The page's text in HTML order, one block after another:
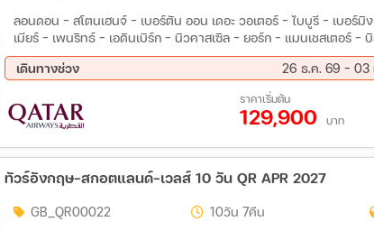
ลอนดอน – สโตนเฮนจ์ – เบอร์ตัน ออน เดอะ วอเตอร์ – ไบบูรี – เบอร์มิ
เมียร์ – เพนริทธ์ – เอดินเบิร์ก – นิวคาสเซิล – ยอร์ก – แมนเชสเตอร์ –
ปราสาทเอดินเบอระ – ถนนรอยัลไมล์ – รัฐสภาสก็อตแลนด์ – ร้าน
สตรีท – มหาวิหารยอร์ก – ตรอกแชมเบิล (แรงบันดาลใจตรอกไดแอกอ
เดอร์เมียร์ – สนามโอลด์แทรฟฟอร์ด – สนามแอนฟิลด์ – อนุสาวรีย์
ออน เดอะ วอเตอร์ – หมู่บ้านไบบูรี (Arlington Row) – ปราสาทคาร์ดิ
โรมันบาธ – สโตนเฮนจ์ – Bicester Village Outlet – Warner Bros.
ออฟลอนดอน – สะพานทาวเวอร์บริดจ์ – ถนนอ็อกซ์ฟอร์ด –
Fish & Chips ต้นตำรับอังกฤษ – เป็ดย่าง Four Seasons – กุ้งมังกร
อาหารอังกฤษสไตล์ท้องถิ่น
เดินทางช่วง
26 ธ.ค. 69 - 03
ราคาเริ่มต้น
129,900 บาท
ทัวร์อังกฤษ-สกอตแลนด์-เวลส์ 10 วัน QR APR 2027
GB_QR00022 10วัน 7คืน